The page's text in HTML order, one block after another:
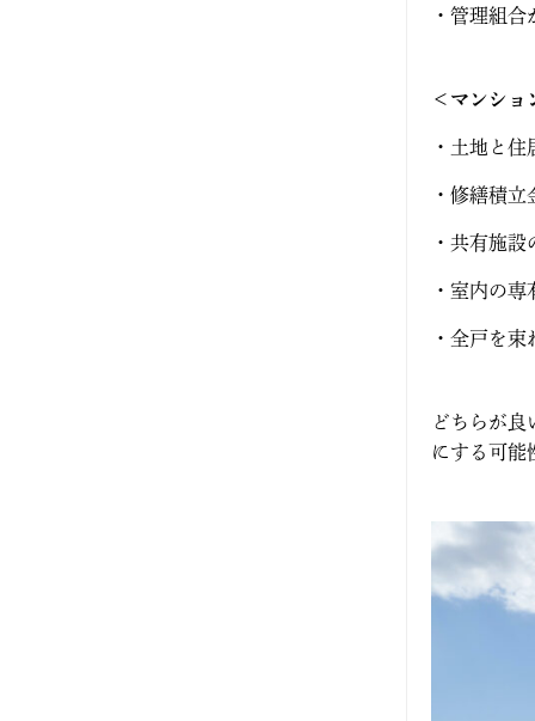
・管理組
＜マンショ
・土地と
・修繕積
・共有施
・室内の
・全戸を
どちらが良
にする可能